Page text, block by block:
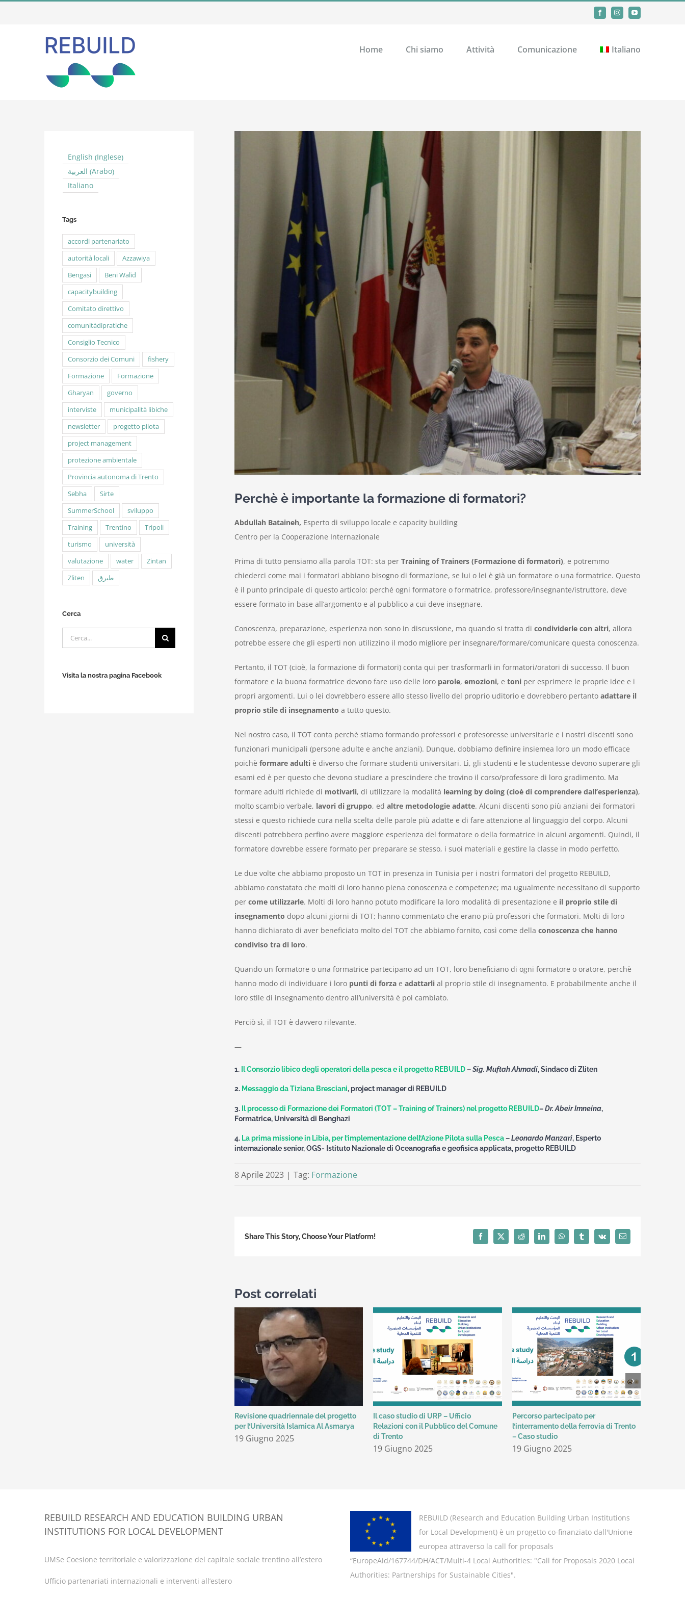
FacebookInstagramYouTube
Home Chi siamo Attività Comunicazione Italiano
Perchè è importante la formazione di formatori?
Abdullah Bataineh, Esperto di sviluppo locale e capacity building
Centro per la Cooperazione Internazionale
Prima di tutto pensiamo alla parola TOT: sta per Training of Trainers (Formazione di formatori), e potremmo
chiederci come mai i formatori abbiano bisogno di formazione, se lui o lei è già un formatore o una formatrice. Questo
è il punto principale di questo articolo: perché ogni formatore o formatrice, professore/insegnante/istruttore, deve
essere formato in base all’argomento e al pubblico a cui deve insegnare.
Conoscenza, preparazione, esperienza non sono in discussione, ma quando si tratta di condividerle con altri, allora
potrebbe essere che gli esperti non utilizzino il modo migliore per insegnare/formare/comunicare questa conoscenza.
Pertanto, il TOT (cioè, la formazione di formatori) conta qui per trasformarli in formatori/oratori di successo. Il buon
formatore e la buona formatrice devono fare uso delle loro parole, emozioni, e toniper esprimere le proprie idee e i
propri argomenti. Lui o lei dovrebbero essere allo stesso livello del proprio uditorio e dovrebbero pertanto adattare il
proprio stile di insegnamento a tutto questo.
Nel nostro caso, il TOT conta perchè stiamo formando professori e profesoresse universitarie e i nostri discenti sono
funzionari municipali (persone adulte e anche anziani). Dunque, dobbiamo definire insiemea loro un modo efficace
poichè formare adultiè diverso che formare studenti universitari. Lì, gli studenti e le studentesse devono superare gli
esami ed è per questo che devono studiare a prescindere che trovino il corso/professore di loro gradimento. Ma
formare adulti richiede di motivarli, di utilizzare la modalità learning by doing (cioè di comprendere dall’esperienza),
molto scambio verbale, lavori di gruppo, ed altre metodologie adatte. Alcuni discenti sono più anziani dei formatori
stessi e questo richiede cura nella scelta delle parole più adatte e di fare attenzione al linguaggio del corpo. Alcuni
discenti potrebbero perfino avere maggiore esperienza del formatore o della formatrice in alcuni argomenti. Quindi, il
formatore dovrebbe essere formato per preparare se stesso, i suoi materiali e gestire la classe in modo perfetto.
Le due volte che abbiamo proposto un TOT in presenza in Tunisia per i nostri formatori del progetto REBUILD,
abbiamo constatato che molti di loro hanno piena conoscenza e competenze; ma ugualmente necessitano di supporto
per come utilizzarle. Molti di loro hanno potuto modificare la loro modalità di presentazione e il proprio stile di
insegnamento dopo alcuni giorni di TOT; hanno commentato che erano più professori che formatori. Molti di loro
hanno dichiarato di aver beneficiato molto del TOT che abbiamo fornito, così come della conoscenza che hanno
condiviso tra di loro.
Quando un formatore o una formatrice partecipano ad un TOT, loro beneficiano di ogni formatore o oratore, perchè
hanno modo di individuare i loro punti di forzae adattarlial proprio stile di insegnamento. E probabilmente anche il
loro stile di insegnamento dentro all’università è poi cambiato.
Perciò sì, il TOT è davvero rilevante.
—
1. Il Consorzio libico degli operatori della pesca e il progetto REBUILD–Sig. Muftah Ahmadi, Sindaco di Zliten
2. Messaggio da Tiziana Bresciani, project manager di REBUILD
3. Il processo di Formazione dei Formatori (TOT – Training of Trainers) nel progetto REBUILD–Dr. Abeir Imneina,
Formatrice, Università di Benghazi
4. La prima missione in Libia, per l’implementazione dell’Azione Pilota sulla Pesca–Leonardo Manzari, Esperto
internazionale senior, OGS- Istituto Nazionale di Oceanografia e geofisica applicata, progetto REBUILD
8 Aprile 2023 | Tag: Formazione
Share This Story, Choose Your Platform! Facebook
X Reddit LinkedInWhatsAppTumblrVk Email
Post correlati
Revisione quadriennale del progetto
per l’Università Islamica Al Asmarya
19 Giugno 2025
Il caso studio di URP – Ufficio
Relazioni con il Pubblico del Comune
di Trento
19 Giugno 2025
Percorso partecipato per
l’interramento della ferrovia di Trento
– Caso studio
19 Giugno 2025
English (Inglese)
العربية (Arabo)
Italiano
Tags
accordi partenariato
autorità locali
Azzawiya
Bengasi
Beni Walid
capacitybuilding
Comitato direttivo
comunitàdipratiche
Consiglio Tecnico
Consorzio dei Comuni
fishery
Formazione
Formazione
Gharyan
governo
interviste
municipalità libiche
newsletter
progetto pilota
project management
protezione ambientale
Provincia autonoma di Trento
Sebha
Sirte
SummerSchool
sviluppo
Training
Trentino
Tripoli
turismo
università
valutazione
water
Zintan
Zliten
طبرق
Cerca
Cerca
per:
Visita la nostra pagina Facebook
REBUILD RESEARCH AND EDUCATION BUILDING URBAN
INSTITUTIONS FOR LOCAL DEVELOPMENT
UMSe Coesione territoriale e valorizzazione del capitale sociale trentino all’estero
Ufficio partenariati internazionali e interventi all’estero
REBUILD (Research and Education Building Urban Institutions
for Local Development) è un progetto co-finanziato dall'Unione
europea attraverso la call for proposals
“EuropeAid/167744/DH/ACT/Multi-4 Local Authorities: "Call for Proposals 2020 Local
Authorities: Partnerships for Sustainable Cities".